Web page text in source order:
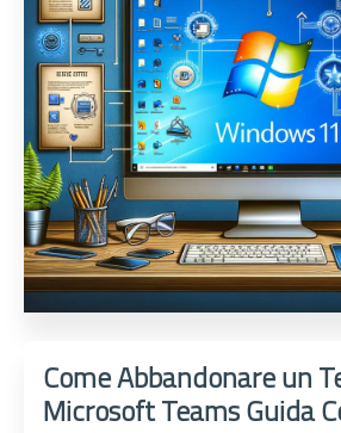
Come Abbandonare un
Microsoft Teams Guida